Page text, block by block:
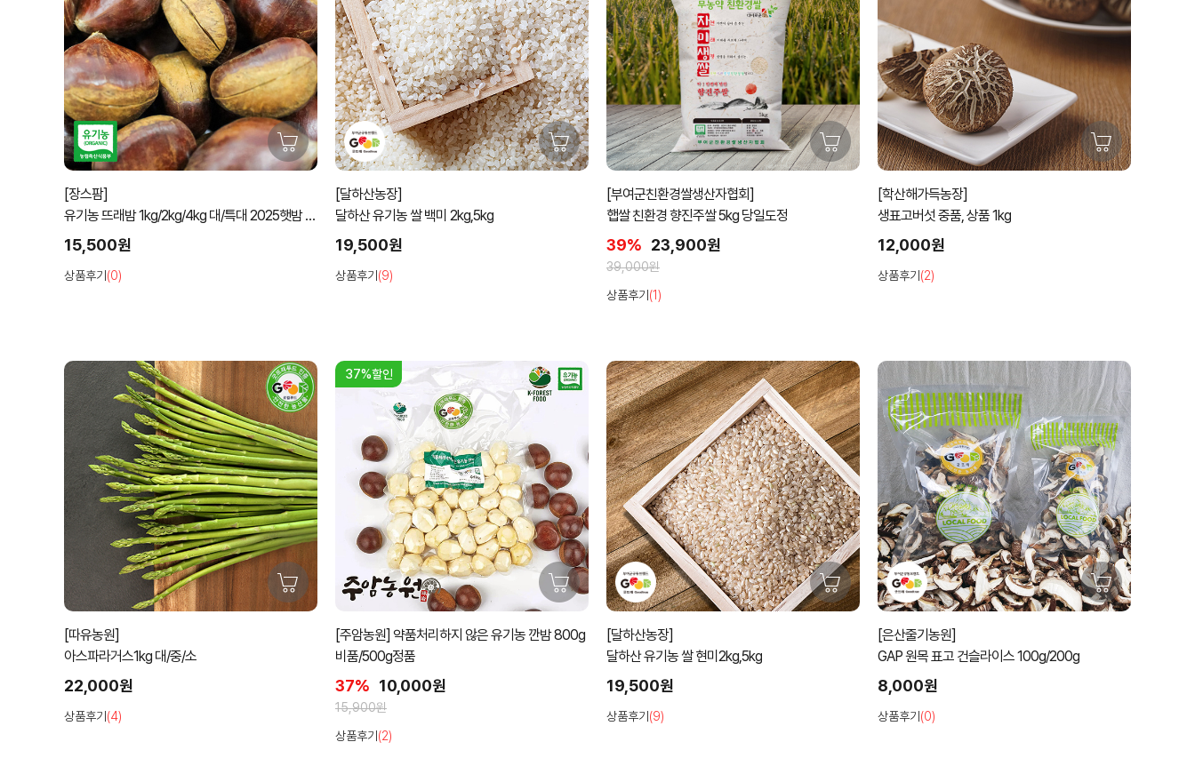
[장스팜]
유기농 뜨래밤 1kg/2kg/4kg 대/특대 2025햇밤 칼
집밤
15,500원
상품후기 (0)
[달하산농장]
달하산 유기농 쌀 백미 2kg,5kg
19,500원
상품후기 (9)
[부여군친환경쌀생산자협회]
햅쌀 친환경 향진주쌀 5kg 당일도정
39% 23,900원
39,000원
상품후기 (1)
[학산해가득농장]
생표고버섯 중품, 상품 1kg
12,000원
상품후기 (2)
[따유농원]
아스파라거스1kg 대/중/소
22,000원
상품후기 (4)
37%할인
[주암농원] 약품처리하지 않은 유기농 깐밤 800g
비품/500g정품
37% 10,000원
15,900원
상품후기 (2)
[달하산농장]
달하산 유기농 쌀 현미2kg,5kg
19,500원
상품후기 (9)
[은산줄기농원]
GAP 원목 표고 건슬라이스 100g/200g
8,000원
상품후기 (0)